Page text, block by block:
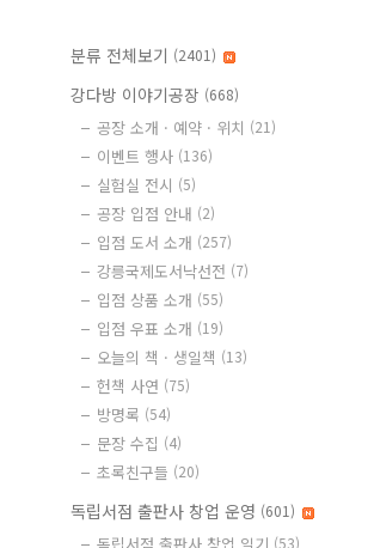
분류 전체보기 (2401)
강다방 이야기공장 (668)
공장 소개 · 예약 · 위치 (21)
이벤트 행사 (136)
실험실 전시 (5)
공장 입점 안내 (2)
입점 도서 소개 (257)
강릉국제도서낙선전 (7)
입점 상품 소개 (55)
입점 우표 소개 (19)
오늘의 책 · 생일책 (13)
헌책 사연 (75)
방명록 (54)
문장 수집 (4)
초록친구들 (20)
독립서점 출판사 창업 운영 (601)
(53)